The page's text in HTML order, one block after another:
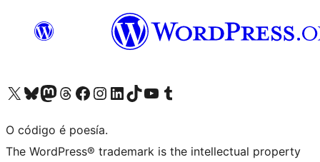
Visita la cuenta de X (anteriormente Twitter)
Visita a nosa conta de Bluesky
Visita a nosa conta de Mastodon
Visita a nosa conta de Threads
Visita a nosa páxina de Facebook
Visita a nosa conta de Instagram
Visita a nosa conta de LinkedIn
Visita a nosa conta de TikTok
Visita a nosa canle de YouTube
Visita a nosa conta de Tumblr
O código é poesía.
The WordPress® trademark is the intellectual property